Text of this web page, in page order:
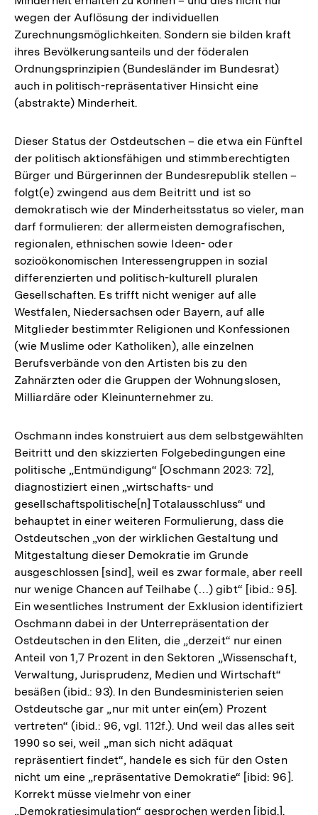
wegen der Auflösung der individuellen
Zurechnungsmöglichkeiten. Sondern sie bilden kraft
ihres Bevölkerungsanteils und der föderalen
Ordnungsprinzipien (Bundesländer im Bundesrat)
auch in politisch-repräsentativer Hinsicht eine
(abstrakte) Minderheit.
Dieser Status der Ostdeutschen – die etwa ein Fünftel
der politisch aktionsfähigen und stimmberechtigten
Bürger und Bürgerinnen der Bundesrepublik stellen –
folgt(e) zwingend aus dem Beitritt und ist so
demokratisch wie der Minderheitsstatus so vieler, man
darf formulieren: der allermeisten demografischen,
regionalen, ethnischen sowie Ideen- oder
sozioökonomischen Interessengruppen in sozial
differenzierten und politisch-kulturell pluralen
Gesellschaften. Es trifft nicht weniger auf alle
Westfalen, Niedersachsen oder Bayern, auf alle
Mitglieder bestimmter Religionen und Konfessionen
(wie Muslime oder Katholiken), alle einzelnen
Berufsverbände von den Artisten bis zu den
Zahnärzten oder die Gruppen der Wohnungslosen,
Milliardäre oder Kleinunternehmer zu.
Oschmann indes konstruiert aus dem selbstgewählten
Beitritt und den skizzierten Folgebedingungen eine
politische „Entmündigung“ [Oschmann 2023: 72],
diagnostiziert einen „wirtschafts- und
gesellschaftspolitische[n] Totalausschluss“ und
behauptet in einer weiteren Formulierung, dass die
Ostdeutschen „von der wirklichen Gestaltung und
Mitgestaltung dieser Demokratie im Grunde
ausgeschlossen [sind], weil es zwar formale, aber reell
nur wenige Chancen auf Teilhabe (…) gibt“ [ibid.: 95].
Ein wesentliches Instrument der Exklusion identifiziert
Oschmann dabei in der Unterrepräsentation der
Ostdeutschen in den Eliten, die „derzeit“ nur einen
Anteil von 1,7 Prozent in den Sektoren „Wissenschaft,
Verwaltung, Jurisprudenz, Medien und Wirtschaft“
besäßen (ibid.: 93). In den Bundesministerien seien
Ostdeutsche gar „nur mit unter ein(em) Prozent
vertreten“ (ibid.: 96, vgl. 112f.). Und weil das alles seit
1990 so sei, weil „man sich nicht adäquat
repräsentiert findet“, handele es sich für den Osten
nicht um eine „repräsentative Demokratie“ [ibid: 96].
Korrekt müsse vielmehr von einer
„Demokratiesimulation“ gesprochen werden [ibid.].